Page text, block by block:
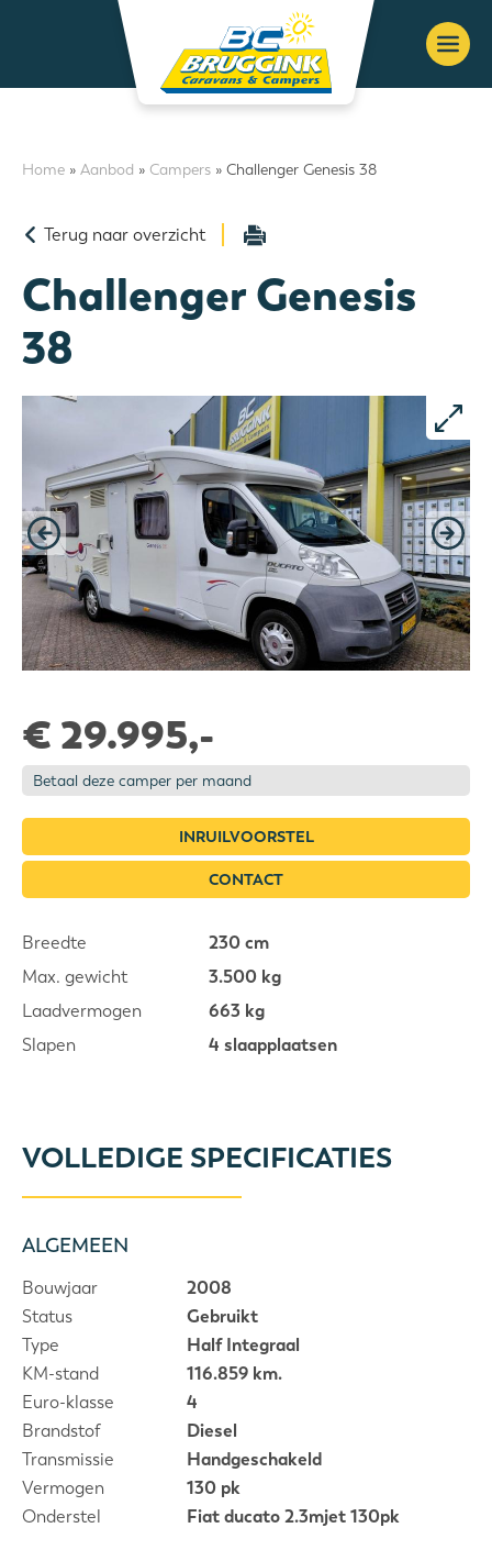
Home » Aanbod » Campers » Challenger Genesis 38
Terug naar overzicht
Challenger Genesis
38
€ 29.995,-
Betaal deze camper per maand
INRUILVOORSTEL
CONTACT
Breedte
230 cm
Max. gewicht
3.500 kg
Laadvermogen
663 kg
Slapen
4 slaapplaatsen
VOLLEDIGE SPECIFICATIES
ALGEMEEN
Bouwjaar
2008
Status
Gebruikt
Type
Half Integraal
KM-stand
116.859 km.
Euro-klasse
4
Brandstof
Diesel
Transmissie
Handgeschakeld
Vermogen
130 pk
Onderstel
Fiat ducato 2.3mjet 130pk